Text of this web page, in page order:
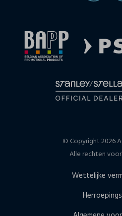
© Copyright 2026
Alle rechten
Wettelijke